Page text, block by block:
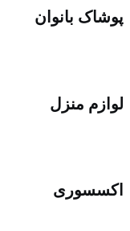
پوشاک بانوان
لوازم منزل
اکسسوری